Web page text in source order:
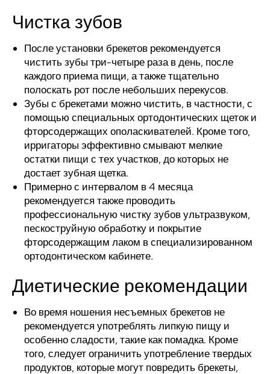
Чистка зубов
После установки брекетов рекомендуется
чистить зубы три-четыре раза в день, после
каждого приема пищи, а также тщательно
полоскать рот после небольших перекусов.
Зубы с брекетами можно чистить, в частности, с
помощью специальных ортодонтических щеток и
фторсодержащих ополаскивателей. Кроме того,
ирригаторы эффективно смывают мелкие
остатки пищи с тех участков, до которых не
достает зубная щетка.
Примерно с интервалом в 4 месяца
рекомендуется также проводить
профессиональную чистку зубов ультразвуком,
пескоструйную обработку и покрытие
фторсодержащим лаком в специализированном
ортодонтическом кабинете.
Диетические рекомендации
Во время ношения несъемных брекетов не
рекомендуется употреблять липкую пищу и
особенно сладости, такие как помадка. Кроме
того, следует ограничить употребление твердых
продуктов, которые могут повредить брекеты,